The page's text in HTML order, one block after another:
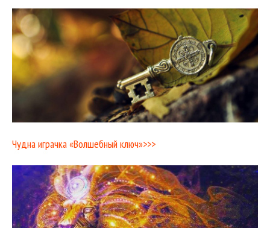
Чудна играчка «Волшебный ключ»>>>